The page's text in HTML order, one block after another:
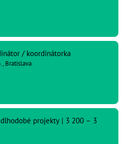
/ koordinátorka
Bratislava
projekty | 3 200 – 3